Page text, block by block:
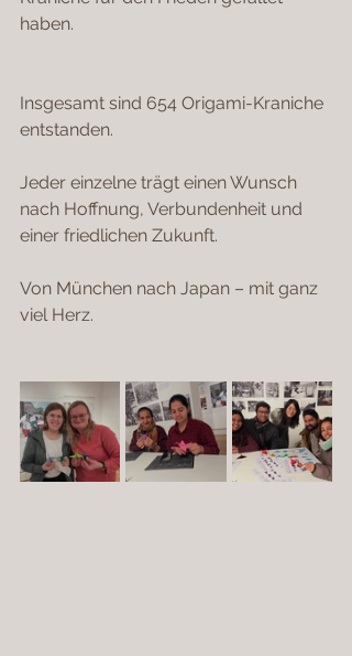
haben.
Insgesamt sind 654 Origami-Kraniche
entstanden.
Jeder einzelne trägt einen Wunsch
nach Hoffnung, Verbundenheit und
einer friedlichen Zukunft.
Von München nach Japan – mit ganz
viel Herz.